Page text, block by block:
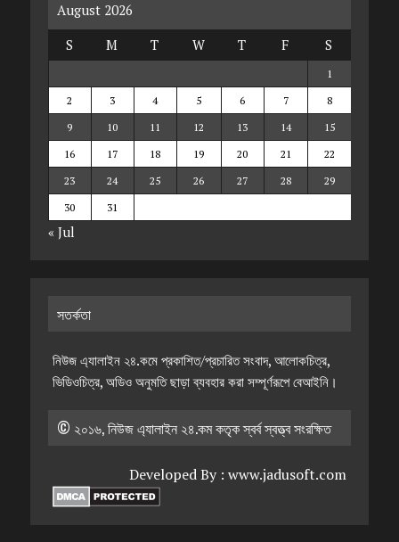
August 2026
S
M T W T F S
1
2
3 4 5 6 7
8
9
10 11 12 13 14
15
16
17 18 19 20 21
22
23
24 25 26 27 28
29
30
31
« Jul
সতর্কতা
নিউজ এ্যালাইন ২৪.কমে প্রকাশিত/প্রচারিত সংবাদ, আলোকচিত্র,
ভিডিওচিত্র, অডিও অনুমতি ছাড়া ব্যবহার করা সম্পূর্ণরূপে বেআইনি।
© ২০১৬, নিউজ এ্যালাইন ২৪.কম কতৃক স্বর্ব স্বত্ত্ব সংরক্ষিত
Developed By :www.jadusoft.com